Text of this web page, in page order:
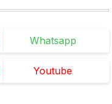
Whatsapp
Youtube